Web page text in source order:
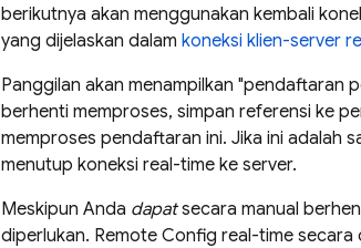
berikutnya akan menggunakan kembali
yang dijelaskan dalam koneksi klien-server
Panggilan akan menampilkan "pendaftaran
berhenti memproses, simpan referensi ke
memproses pendaftaran ini. Jika ini adalah
menutup koneksi real-time ke server.
Meskipun Anda dapatsecara manual
diperlukan. Remote Config real-time secara